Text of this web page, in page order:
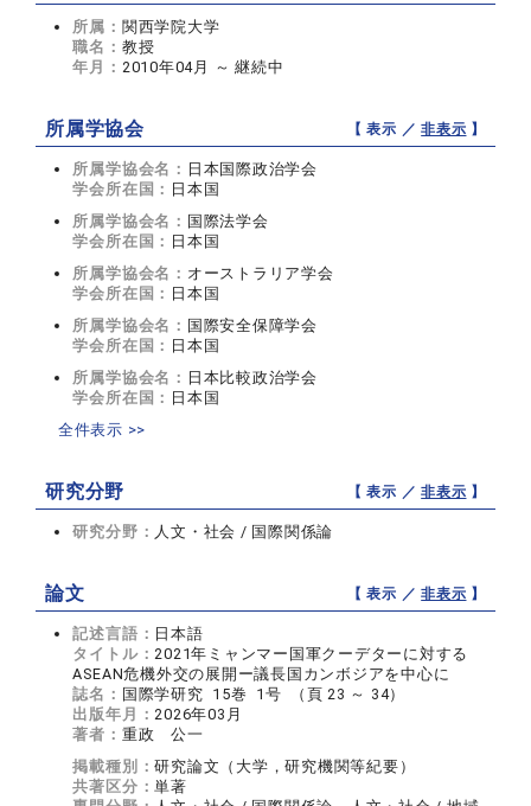
所属： 関西学院大学
職名： 教授
年月： 2010年04月 ～ 継続中
所属学協会 【 表示 ／非表示 】
所属学協会名： 日本国際政治学会
学会所在国： 日本国
所属学協会名： 国際法学会
学会所在国： 日本国
所属学協会名： オーストラリア学会
学会所在国： 日本国
所属学協会名： 国際安全保障学会
学会所在国： 日本国
所属学協会名： 日本比較政治学会
学会所在国： 日本国
全件表示 >>
研究分野 【 表示 ／非表示 】
研究分野： 人文・社会 / 国際関係論
論文 【 表示 ／非表示 】
記述言語： 日本語
タイトル：2021年ミャンマー国軍クーデターに対する
ASEAN危機外交の展開ー議長国カンボジアを中心に
誌名： 国際学研究 15巻 1号 （頁 23 ～ 34）
出版年月：2026年03月
著者： 重政 公一
掲載種別：研究論文（大学，研究機関等紀要）
共著区分：単著